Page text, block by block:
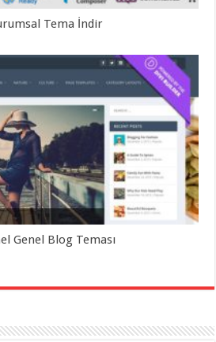
Tema İndir
Genel Blog Teması